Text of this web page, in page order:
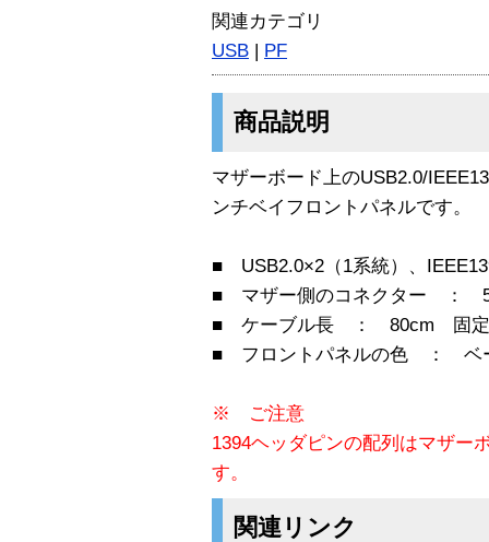
関連カテゴリ
USB | PF
商品説明
マザーボード上のUSB2.0/
ンチベイフロントパネルです。
■ USB2.0×2（1系統）、
■ マザー側のコネクター ：
■ ケーブル長 ： 80cm 固定
■ フロントパネルの色 ： ベ
※ ご注意
1394ヘッダピンの配列はマザー
す。
関連リンク